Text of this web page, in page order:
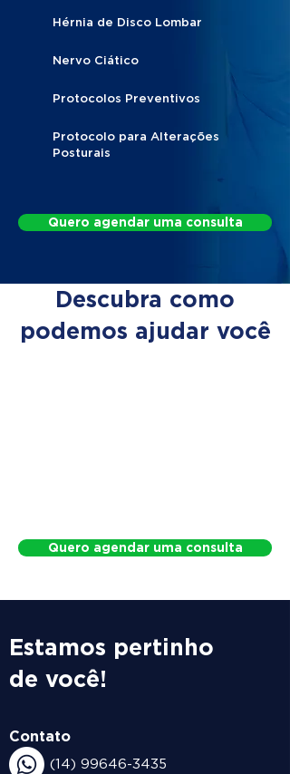
Hérnia de Disco Lombar
Nervo Ciático
Protocolos Preventivos
Protocolo para Alterações
Posturais
Quero agendar uma consulta
Descubra como
podemos ajudar você
Quero agendar uma consulta
Estamos pertinho
de você!
Contato
(14) 99646-3435